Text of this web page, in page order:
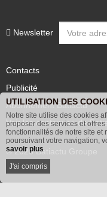
Publicité
Abonnement Batiactu
Voir les contenus+ de
© 2026 Batiactu Groupe
UTILISATION DES
Notre site utilise des cookies
proposer des services et
fonctionnalités de notre site et
poursuivant votre navigation,
savoir plus
J'ai compris